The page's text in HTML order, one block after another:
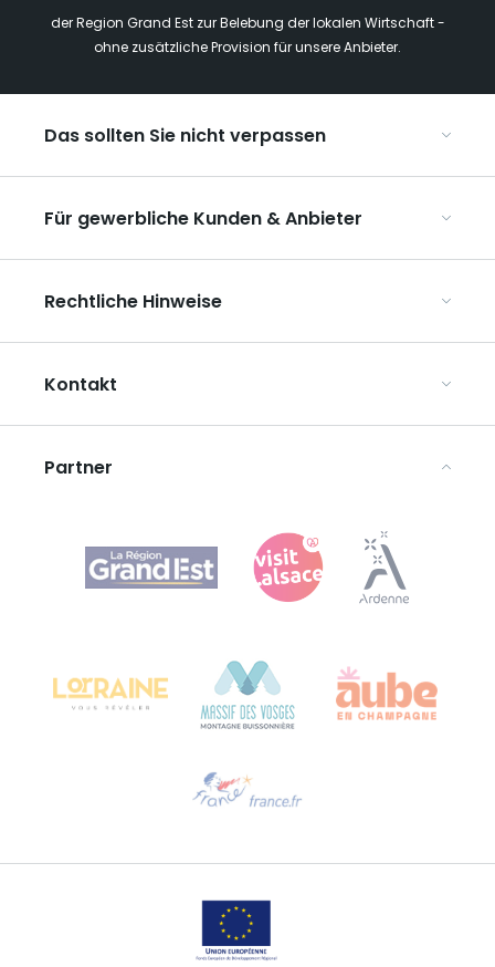
der Region Grand Est zur Belebung der lokalen Wirtschaft -
ohne zusätzliche Provision für unsere Anbieter.
Das sollten Sie nicht verpassen
Die Weihnachtsmärkte im Grand Est
Ribeauvillé, zwischen Weinbergen und Bergen
Unsere UNESCO-Welterbestätten
Für gewerbliche Kunden & Anbieter
Organisieren Sie Ihre Gruppenreisen
ART GE kennenlernen
Mediaroom
Rechtliche Hinweise
Datenschutzbestimmungen
Rechtliche Hinweise
Kontakt
Agence Régionale du Tourisme Grand Est
Bureau de Colmar (Hauptverwaltung)
Sprechen Sie uns per E-Mail an
Partner